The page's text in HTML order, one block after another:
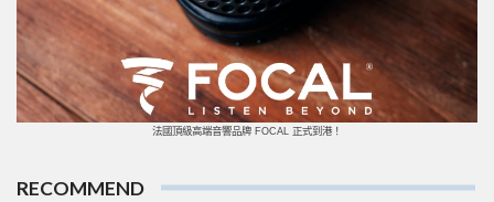
法國頂級高端音響品牌 FOCAL 正式到港！
RECOMMEND